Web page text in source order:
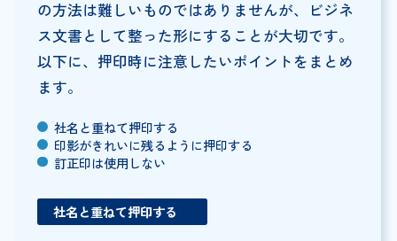
の方法は難しいものではありませんが、ビジネ
ス文書として整った形にすることが大切です。
以下に、押印時に注意したいポイントをまとめ
ます。
社名と重ねて押印する
印影がきれいに残るように押印する
訂正印は使用しない
社名と重ねて押印する